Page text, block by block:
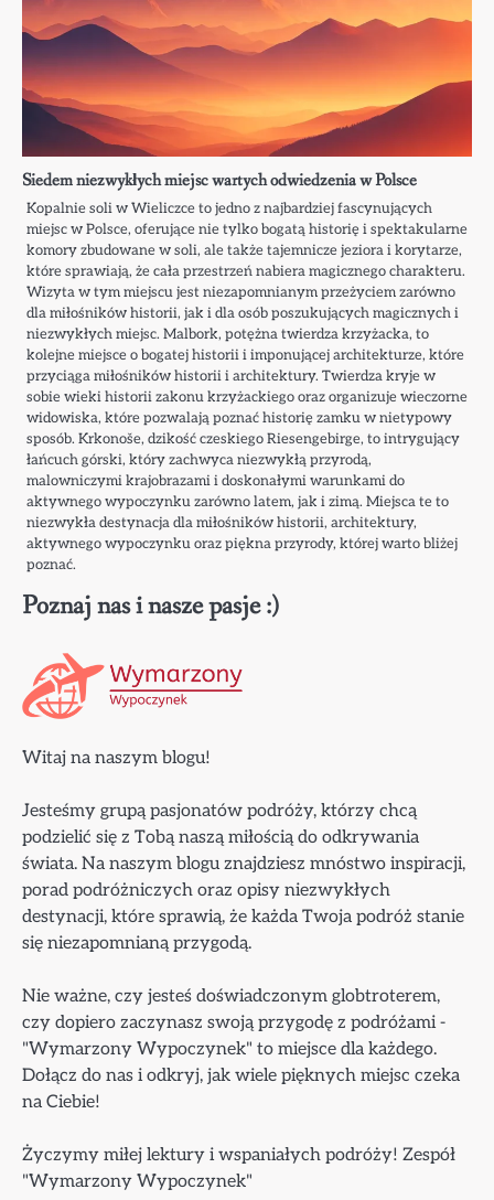
Siedem niezwykłych miejsc wartych odwiedzenia w Polsce
Kopalnie soli w Wieliczce to jedno z najbardziej fascynujących
miejsc w Polsce, oferujące nie tylko bogatą historię i spektakularne
komory zbudowane w soli, ale także tajemnicze jeziora i korytarze,
które sprawiają, że cała przestrzeń nabiera magicznego charakteru.
Wizyta w tym miejscu jest niezapomnianym przeżyciem zarówno
dla miłośników historii, jak i dla osób poszukujących magicznych i
niezwykłych miejsc. Malbork, potężna twierdza krzyżacka, to
kolejne miejsce o bogatej historii i imponującej architekturze, które
przyciąga miłośników historii i architektury. Twierdza kryje w
sobie wieki historii zakonu krzyżackiego oraz organizuje wieczorne
widowiska, które pozwalają poznać historię zamku w nietypowy
sposób. Krkonoše, dzikość czeskiego Riesengebirge, to intrygujący
łańcuch górski, który zachwyca niezwykłą przyrodą,
malowniczymi krajobrazami i doskonałymi warunkami do
aktywnego wypoczynku zarówno latem, jak i zimą. Miejsca te to
niezwykła destynacja dla miłośników historii, architektury,
aktywnego wypoczynku oraz piękna przyrody, której warto bliżej
poznać.
Poznaj nas i nasze pasje :)
Witaj na naszym blogu!
Jesteśmy grupą pasjonatów podróży, którzy chcą
podzielić się z Tobą naszą miłością do odkrywania
świata. Na naszym blogu znajdziesz mnóstwo inspiracji,
porad podróżniczych oraz opisy niezwykłych
destynacji, które sprawią, że każda Twoja podróż stanie
się niezapomnianą przygodą.
Nie ważne, czy jesteś doświadczonym globtroterem,
czy dopiero zaczynasz swoją przygodę z podróżami -
"Wymarzony Wypoczynek" to miejsce dla każdego.
Dołącz do nas i odkryj, jak wiele pięknych miejsc czeka
na Ciebie!
Życzymy miłej lektury i wspaniałych podróży! Zespół
"Wymarzony Wypoczynek"